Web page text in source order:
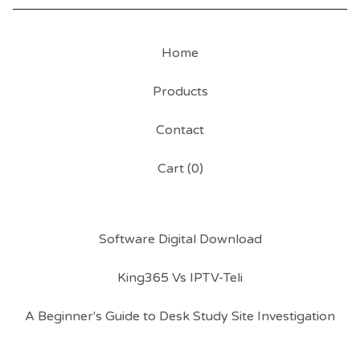
Home
Products
Contact
Cart (0)
Software Digital Download
King365 Vs IPTV-Teli
A Beginner's Guide to Desk Study Site Investigation